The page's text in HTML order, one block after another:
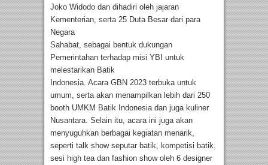
Joko Widodo dan dihadiri oleh jajaran
Kementerian, serta 25 Duta Besar dari para
Negara
Sahabat, sebagai bentuk dukungan
Pemerintahan terhadap misi YBI untuk
melestarikan Batik
Indonesia. Acara GBN 2023 terbuka untuk
umum, serta akan menampilkan lebih dari 250
booth UMKM Batik Indonesia dan juga kuliner
Nusantara. Selain itu, acara ini juga akan
menyuguhkan berbagai kegiatan menarik,
seperti talk show seputar batik, kompetisi batik,
sesi high tea dan fashion show oleh 6 designer